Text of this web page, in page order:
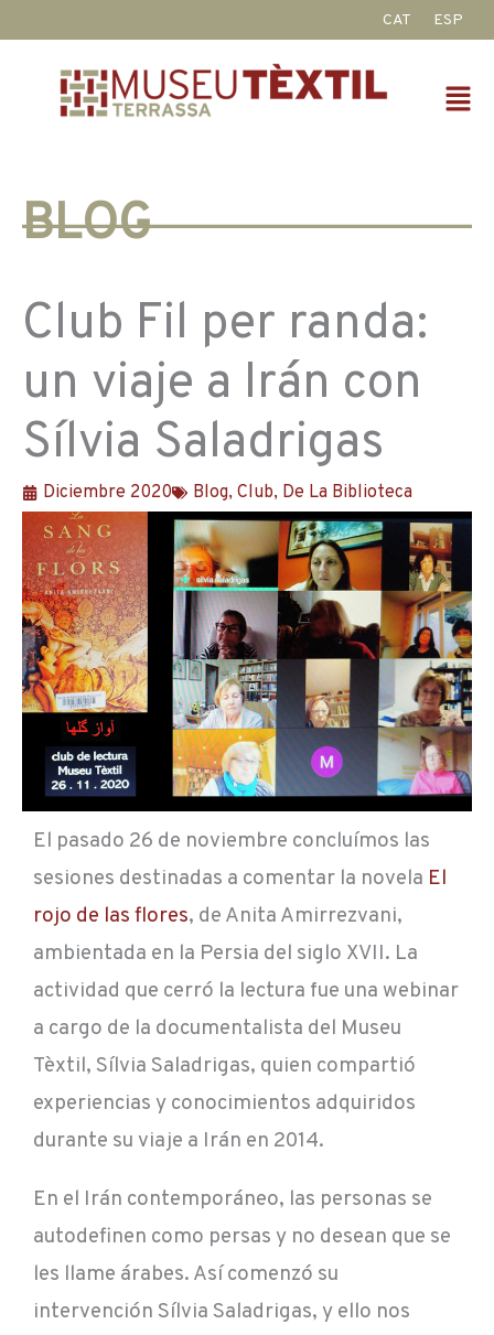
contenido
CAT ESP
BLOG
Club Fil per randa:
un viaje a Irán con
Sílvia Saladrigas
Diciembre 2020 Blog, Club, De La Biblioteca
El pasado 26 de noviembre concluímos las
sesiones destinadas a comentar la novela El
rojo de las flores, de Anita Amirrezvani,
ambientada en la Persia del siglo XVII. La
actividad que cerró la lectura fue una webinar
a cargo de la documentalista del Museu
Tèxtil, Sílvia Saladrigas, quien compartió
experiencias y conocimientos adquiridos
durante su viaje a Irán en 2014.
En el Irán contemporáneo, las personas se
autodefinen como persas y no desean que se
les llame árabes. Así comenzó su
intervención Sílvia Saladrigas, y ello nos